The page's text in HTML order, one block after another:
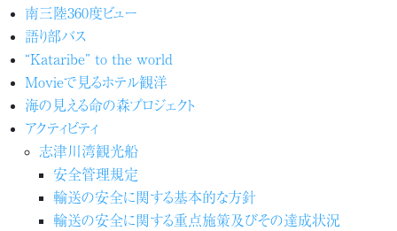
南三陸360度ビュー
語り部バス
“Kataribe” to the world
Movieで見るホテル観洋
海の見える命の森プロジェクト
アクティビティ
志津川湾観光船
安全管理規定
輸送の安全に関する基本的な方針
輸送の安全に関する重点施策及びその達成状況